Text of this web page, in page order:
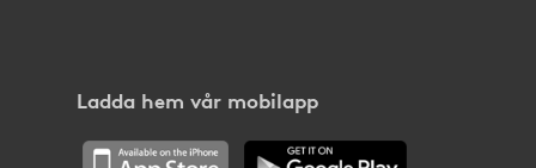
Ladda hem vår mobilapp